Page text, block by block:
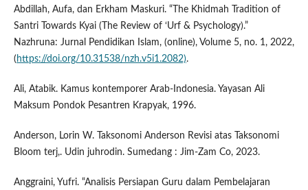
Abdillah, Aufa, dan Erkham Maskuri. “The Khidmah Tradition of
Santri Towards Kyai (The Review of ‘Urf & Psychology).”
Nazhruna: Jurnal Pendidikan Islam, (online), Volume 5, no. 1, 2022,
( https://doi.org/10.31538/nzh.v5i1.2082).
Ali, Atabik. Kamus kontemporer Arab-Indonesia. Yayasan Ali
Maksum Pondok Pesantren Krapyak, 1996.
Anderson, Lorin W. Taksonomi Anderson Revisi atas Taksonomi
Bloom terj,. Udin juhrodin. Sumedang : Jim-Zam Co, 2023.
Anggraini, Yufri. “Analisis Persiapan Guru dalam Pembelajaran